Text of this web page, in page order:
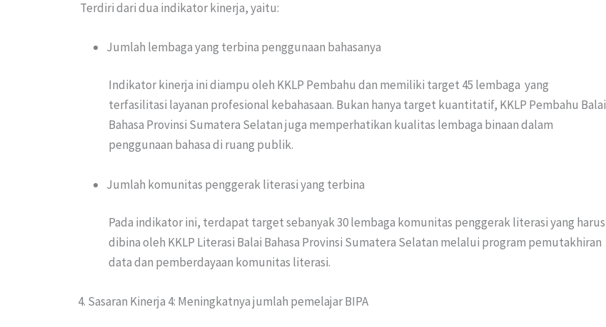
Terdiri dari dua indikator kinerja, yaitu:
Jumlah lembaga yang terbina penggunaan bahasanya
Indikator kinerja ini diampu oleh KKLP Pembahu dan memiliki target 45 lembaga yang
terfasilitasi layanan profesional kebahasaan. Bukan hanya target kuantitatif, KKLP Pembahu Balai
Bahasa Provinsi Sumatera Selatan juga memperhatikan kualitas lembaga binaan dalam
penggunaan bahasa di ruang publik.
Jumlah komunitas penggerak literasi yang terbina
Pada indikator ini, terdapat target sebanyak 30 lembaga komunitas penggerak literasi yang harus
dibina oleh KKLP Literasi Balai Bahasa Provinsi Sumatera Selatan melalui program pemutakhiran
data dan pemberdayaan komunitas literasi.
Sasaran Kinerja 4: Meningkatnya jumlah pemelajar BIPA